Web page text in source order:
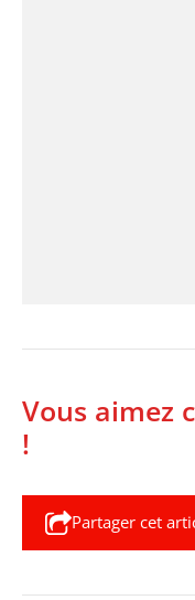
Vous aimez
!
Partager cet